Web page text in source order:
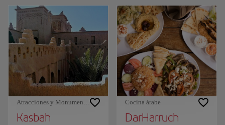
Atracciones y Monumentos
Kasbah
Cocina árabe
DarHarruch